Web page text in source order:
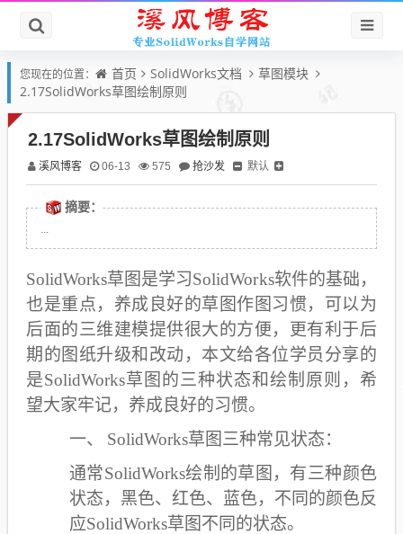
您现在的位置： 首页 SolidWorks文档
草图模块
2.17SolidWorks草图绘制原则
2.17SolidWorks草图绘制原则
溪风博客 06-13 575 抢沙发 默认
摘要：
...
SolidWorks草图是学习SolidWorks软件的基础，
也是重点，养成良好的草图作图习惯，可以为
后面的三维建模提供很大的方便，更有利于后
期的图纸升级和改动，本文给各位学员分享的
是SolidWorks草图的三种状态和绘制原则，希
望大家牢记，养成良好的习惯。
一、
SolidWorks草图三种常见状态：
通常SolidWorks绘制的草图，有三种颜色
状态，黑色、红色、蓝色，不同的颜色反
应SolidWorks草图不同的状态。